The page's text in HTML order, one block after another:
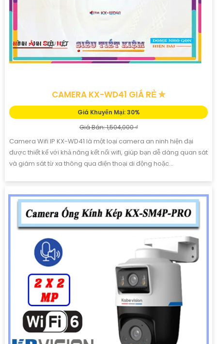
CAMERA KX-WD41 GIÁ RẺ ✮
Giá Khuyến Mại: 30%
Giá Bán: 1,504,000 ₫
Camera Wifi IP KX-WD41 là một loại camera an ninh hiện đại
được thiết kế với khả năng kết nối wifi, giúp bạn dễ dàng quan sát
và giám sát từ xa thông qua điện thoại di động hoặc...